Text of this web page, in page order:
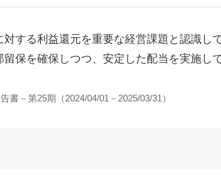
対する利益還元を重要な経営課題と認識し
保を確保しつつ、安定した配当を実施し
書－第25期（2024/04/01－2025/03/31）